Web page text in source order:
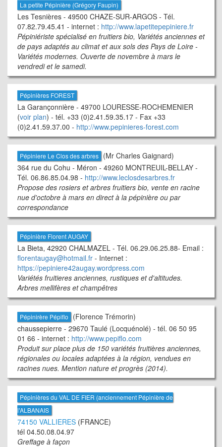
La petite Pépinière (Grégory Faupin)
Les Tesnières - 49500 CHAZE-SUR-ARGOS - Tél.
07.82.79.45.41 - internet : http://www.lapetitepepiniere.fr
Pépiniériste spécialisé en fruitiers bio, Variétés anciennes et
de pays adaptés au climat et aux sols des Pays de Loire -
Variétés modernes. Ouverte de novembre à mars le
vendredi et le samedi.
Pépinières FOREST
La Garançonnière - 49700 LOURESSE-ROCHEMENIER
(voir plan) - tél. +33 (0)2.41.59.35.17 - Fax +33
(0)2.41.59.37.00 - http://www.pepinieres-forest.com
Pépiniere Le Clos des arbres (Mr Charles Gaignard)
364 rue du Cohu - Méron - 49260 MONTREUIL-BELLAY -
Tél. 06.86.85.04.98 - http://www.leclosdesarbres.fr
Propose des rosiers et arbres fruitiers bio, vente en racine
nue d'octobre à mars en direct à la pépinière ou par
correspondance
Pépinière Florent AUGAY
La Bieta, 42920 CHALMAZEL - Tél. 06.29.06.25.88- Email :
florentaugay@hotmail.fr - Internet :
https://pepiniere42augay.wordpress.com
Variétés fruitieres anciennes, rustiques et d'altitudes.
Arbres mellifères et champêtres
Pépinirère Pépiflo
(Florence Trémorin)
chaussepierre - 29670 Taulé (Locquénolé) - tél. 06 50 95
01 66 - internet : http://www.pepiflo.com
Produit sur place plus de 150 variétés fruitières anciennes,
régionales ou locales adaptées à la région, vendues en
racines nues. Mention nature et progrès (2014).
Pépinières du VAL DE FIER (anciennement Pépinière de
l'ALBANAIS
74150 VALLIERES (FRANCE)
tél 04.50.08.04.97
Greffage à façon